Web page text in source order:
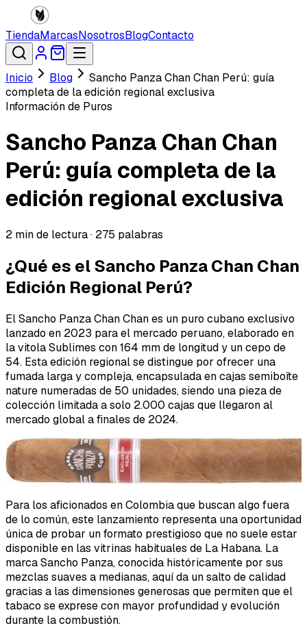
TiendaMarcasNosotrosBlogContacto
Inicio Blog
Sancho Panza Chan Chan Perú: guía
completa de la edición regional exclusiva
Información de Puros
Sancho Panza Chan Chan
Perú: guía completa de la
edición regional exclusiva
2 min de lectura · 275 palabras
¿Qué es el Sancho Panza Chan Chan
Edición Regional Perú?
El Sancho Panza Chan Chan es un puro cubano exclusivo
lanzado en 2023 para el mercado peruano, elaborado en
la vitola Sublimes con 164 mm de longitud y un cepo de
54. Esta edición regional se distingue por ofrecer una
fumada larga y compleja, encapsulada en cajas semiboîte
nature numeradas de 50 unidades, siendo una pieza de
colección limitada a solo 2.000 cajas que llegaron al
mercado global a finales de 2024.
Para los aficionados en Colombia que buscan algo fuera
de lo común, este lanzamiento representa una oportunidad
única de probar un formato prestigioso que no suele estar
disponible en las vitrinas habituales de La Habana. La
marca Sancho Panza, conocida históricamente por sus
mezclas suaves a medianas, aquí da un salto de calidad
gracias a las dimensiones generosas que permiten que el
tabaco se exprese con mayor profundidad y evolución
durante la combustión.